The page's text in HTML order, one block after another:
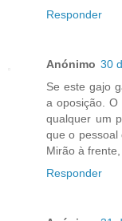
Responder
Anónimo 30
Se este gajo
a oposição. O
qualquer um
que o pessoal
Mirão à
Responder